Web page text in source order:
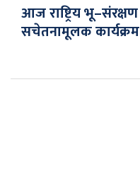
आज राष्ट्रिय
सचेतनामूलक कार्यक्रम